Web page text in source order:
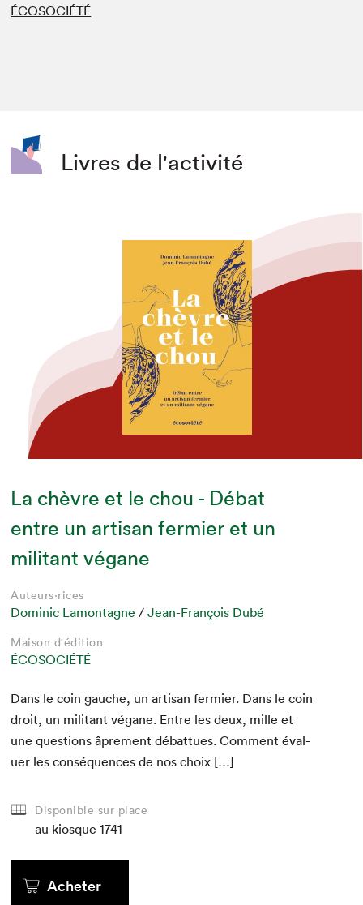
ÉCOSOCIÉTÉ
Livres de l'activité
La chèvre et le chou - Débat
entre un artisan fermier et un
militant végane
Auteurs·rices
Dominic Lamontagne /Jean-François Dubé
Maison d'édition
ÉCOSOCIÉTÉ
Dans le coin gauche, un arti­san fer­mi­er. Dans le coin
droit, un mil­i­tant végane. Entre les deux, mille et
une ques­tions âpre­ment débattues. Com­ment éval­
uer les con­séquences de nos choix […]
Disponible sur place
au kiosque 1741
Acheter